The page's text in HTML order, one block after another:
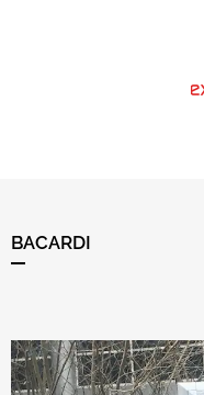
BACARDI